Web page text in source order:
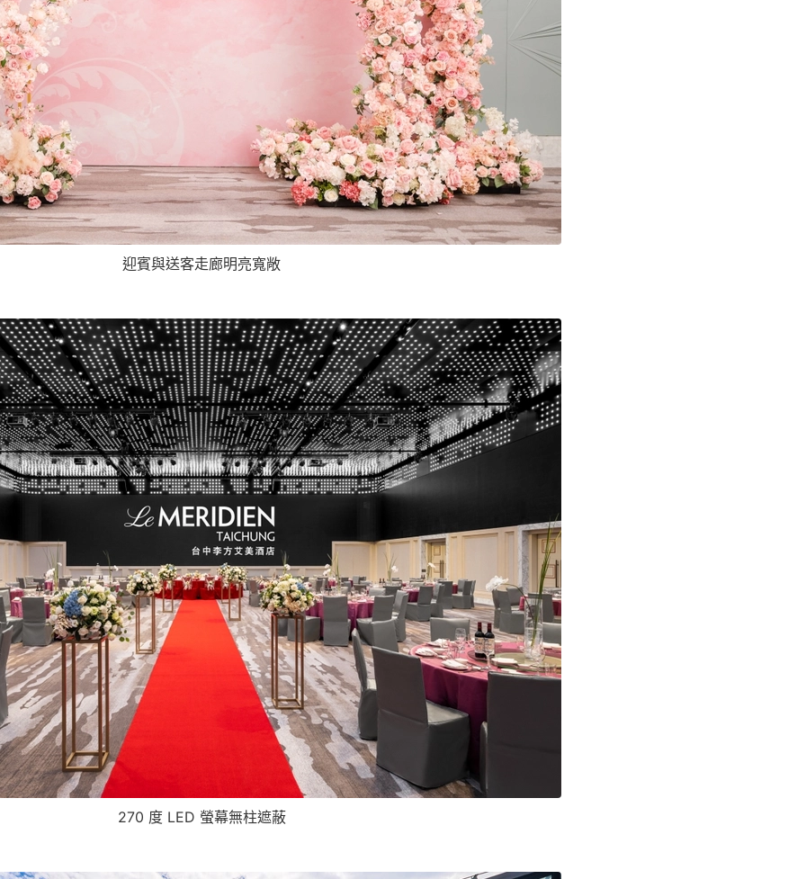
迎賓與送客走廊明亮寬敞
270 度 LED 螢幕無柱遮蔽